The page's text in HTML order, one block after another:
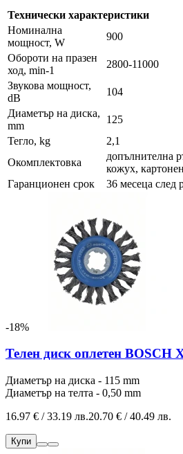
Технически характеристики
Номинална
мощност, W
900
Обороти на празен
ход, min-1
2800-11000
Звукова мощност,
dB
104
Диаметър на диска,
mm
125
Тегло, kg
2,1
Окомплектовка
допълнителна
кожух,
Гаранционен срок
36 месеца след
-18%
Телен диск оплетен BOSCH
Диаметър на диска - 115 mm
Диаметър на телта - 0,50 mm
16.97 € / 33.19 лв.20.70 € / 40.49 лв.
Купи